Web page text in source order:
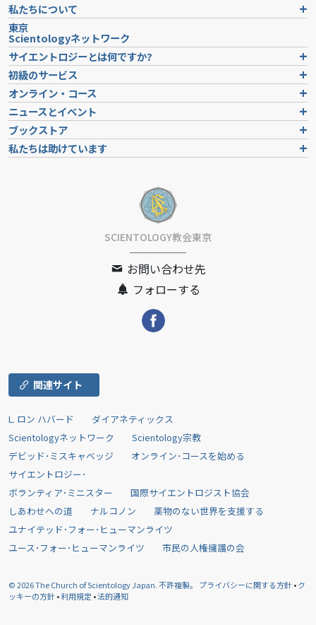
私たちについて
東京
Scientologyネットワーク
サイエントロジーとは何ですか?
初級のサービス
オンライン・コース
ニュースとイベント
ブックストア
私たちは助けています
SCIENTOLOGY教会東京
お問い合わせ先
フォローする
関連サイト
L. ロン ハバード
ダイアネティックス
Scientologyネットワーク
Scientology宗教
デビッド･ミスキャベッジ
オンライン･コースを始める
サイエントロジー･
ボランティア･ミニスター
国際サイエントロジスト協会
しあわせへの道
ナルコノン
薬物のない世界を支援する
ユナイテッド･フォー･ヒューマンライツ
ユース･フォー･ヒューマンライツ
市民の人権擁護の会
© 2026The Church of Scientology Japan.不許複製。 プライバシーに関する方針•ク
ッキーの方針•利用規定 •法的通知